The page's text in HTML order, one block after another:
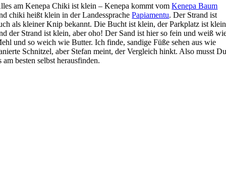
am Kenepa Chiki ist klein – Kenepa kommt vomKenepa Baum
chiki heißt klein in der LandessprachePapiamentu. Der Strand ist
als kleiner Knip bekannt. Die Bucht ist klein, der Parkplatz ist klein
der Strand ist klein, aber oho! Der Sand ist hier so fein und weiß
und so weich wie Butter. Ich finde, sandige Füße sehen aus wie
Schnitzel, aber Stefan meint, der Vergleich hinkt. Also musst
am besten selbst herausfinden.